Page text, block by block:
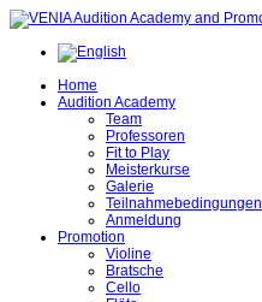
Home
Audition Academy
Team
Professoren
Fit to Play
Meisterkurse
Galerie
Teilnahmebedingungen
Anmeldung
Promotion
Violine
Bratsche
Cello